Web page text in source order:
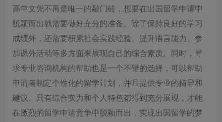
高中文凭不再是唯一的敲门砖，想要在出国留学申请中
脱颖而出就需要做好充分的准备。除了保持良好的学习
成绩外，还需要积累社会实践经验、提升语言能力、参
加课外活动等多方面来展现自己的综合素质。同时，寻
求专业咨询机构的帮助也是一个不错的选择，可以帮助
申请者制定个性化的留学计划，并且提供专业的指导和
建议。只有综合实力和个人特色都得到充分展现，才能
在激烈的留学申请竞争中脱颖而出，实现出国留学的梦